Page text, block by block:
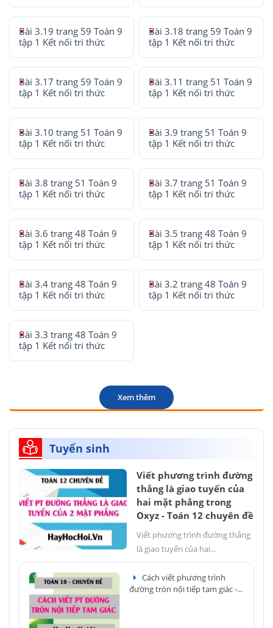
Bài 3.19 trang 59 Toán 9
tập 1 Kết nối tri thức
Bài 3.18 trang 59 Toán 9
tập 1 Kết nối tri thức
Bài 3.17 trang 59 Toán 9
tập 1 Kết nối tri thức
Bài 3.11 trang 51 Toán 9
tập 1 Kết nối tri thức
Bài 3.10 trang 51 Toán 9
tập 1 Kết nối tri thức
Bài 3.9 trang 51 Toán 9
tập 1 Kết nối tri thức
Bài 3.8 trang 51 Toán 9
tập 1 Kết nối tri thức
Bài 3.7 trang 51 Toán 9
tập 1 Kết nối tri thức
Bài 3.6 trang 48 Toán 9
tập 1 Kết nối tri thức
Bài 3.5 trang 48 Toán 9
tập 1 Kết nối tri thức
Bài 3.4 trang 48 Toán 9
tập 1 Kết nối tri thức
Bài 3.2 trang 48 Toán 9
tập 1 Kết nối tri thức
Bài 3.3 trang 48 Toán 9
tập 1 Kết nối tri thức
Xem thêm
Tuyển sinh
Viết phương trình đường
thẳng là giao tuyến của
hai mặt phẳng trong
Oxyz - Toán 12 chuyên đề
Viết phương trình đường thẳng
là giao tuyến của hai...
Cách viết phương trình
đường tròn nội tiếp tam giác -...